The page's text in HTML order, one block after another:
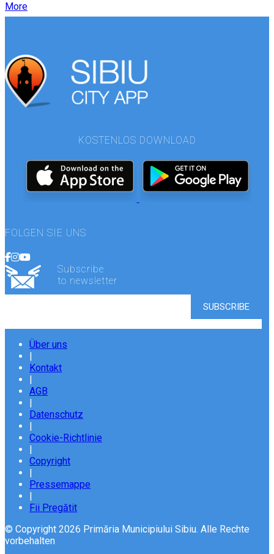
More
KOSTENLOS DOWNLOAD
FOLGEN SIE UNS
Subscribe
to newsletter
Über uns
|
Kontakt
|
AGB
|
Datenschutz
|
Cookie-Richtlinie
|
Copyright
|
Pressemappe
|
Fii Pregătit
© Copyright 2026 Primăria Municipiului Sibiu. Alle Rechte
vorbehalten